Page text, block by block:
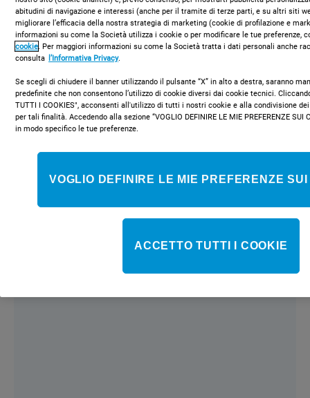
COMPRA ONLINE
Tecnologia avanzata
abitudini di navigazione e interessi (anche per il tramite di terze parti, e su altri siti
migliorare l’efficacia della nostra strategia di marketing (cookie di profilazione e
informazioni su come la Società utilizza i cookie o per modificare le tue preferenze,
cookie. Per maggiori informazioni su come la Società tratta i dati personali anche
consulta l’Informativa Privacy.
Se scegli di chiudere il banner utilizzando il pulsante “X” in alto a destra, saranno
predefinite che non consentono l’utilizzo di cookie diversi dai cookie tecnici.
TUTTI I COOKIES", acconsenti all'utilizzo di tutti i nostri cookie e alla condivisione
per tali finalità. Accedendo alla sezione “VOGLIO DEFINIRE LE MIE PREFERENZE SUI
in modo specifico le tue preferenze.
VOGLIO DEFINIRE LE MIE PREFERENZE
ACCETTO TUTTI I COOKIE